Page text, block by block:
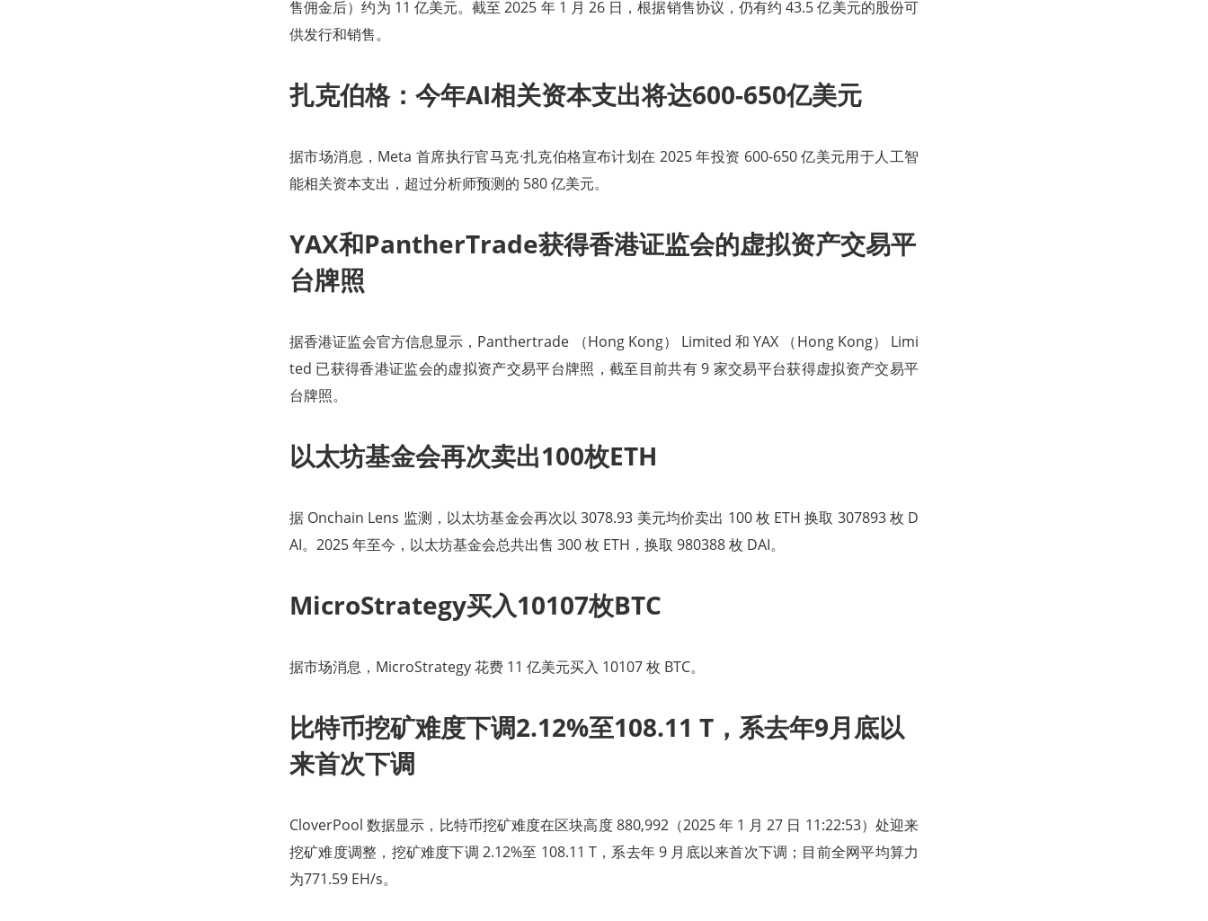
售佣金后）约为 11 亿美元。截至 2025 年 1 月 26 日，根据销售协议，仍有约 43.5 亿美元的股份可
供发行和销售。
扎克伯格：今年AI相关资本支出将达600-650亿美元
据市场消息，Meta 首席执行官马克·扎克伯格宣布计划在 2025 年投资 600-650 亿美元用于人工智
能相关资本支出，超过分析师预测的 580 亿美元。
YAX和PantherTrade获得香港证监会的虚拟资产交易平
台牌照
据香港证监会官方信息显示，Panthertrade （Hong Kong） Limited 和 YAX （Hong Kong） Limi
ted 已获得香港证监会的虚拟资产交易平台牌照，截至目前共有 9 家交易平台获得虚拟资产交易平
台牌照。
以太坊基金会再次卖出100枚ETH
据 Onchain Lens 监测，以太坊基金会再次以 3078.93 美元均价卖出 100 枚 ETH 换取 307893 枚 D
AI。2025 年至今，以太坊基金会总共出售 300 枚 ETH，换取 980388 枚 DAI。
MicroStrategy买入10107枚BTC
据市场消息，MicroStrategy 花费 11 亿美元买入 10107 枚 BTC。
比特币挖矿难度下调2.12%至108.11 T，系去年9月底以
来首次下调
CloverPool 数据显示，比特币挖矿难度在区块高度 880,992（2025 年 1 月 27 日 11:22:53）处迎来
挖矿难度调整，挖矿难度下调 2.12%至 108.11 T，系去年 9 月底以来首次下调；目前全网平均算力
为771.59 EH/s。